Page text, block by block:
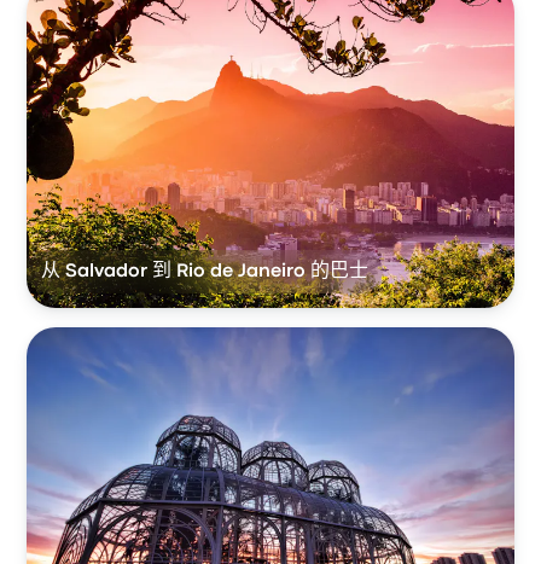
从 Salvador 到 Rio de Janeiro 的巴士